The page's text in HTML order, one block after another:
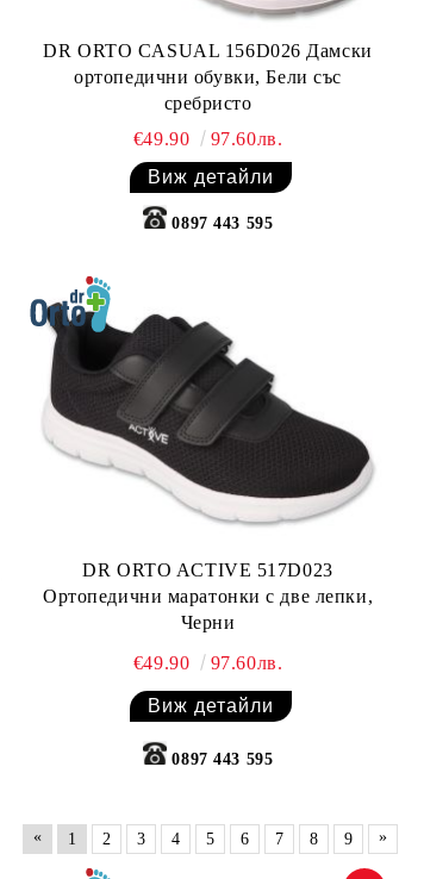
DR ORTO CASUAL 156D026 Дамски
ортопедични обувки, Бели със
сребристо
€49.90
97.60лв.
Виж детайли
0897 443 595
DR ORTO ACTIVE 517D023
Ортопедични маратонки с две лепки,
Черни
€49.90
97.60лв.
Виж детайли
0897 443 595
« 1 2 3 4 5 6 7 8 9 »